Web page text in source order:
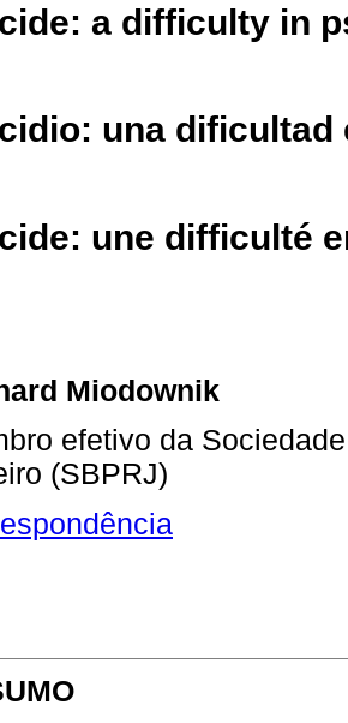
a difficulty in
una dificultad
une difficulté
Miodownik
efetivo da
(SBPRJ)